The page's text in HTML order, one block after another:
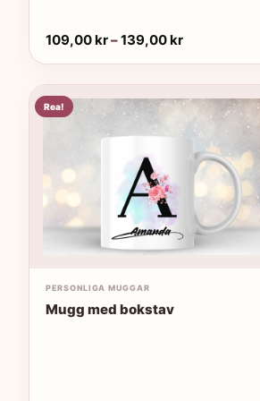
109,00kr–139,00krPrisintervall:
till
Rea!
PERSONLIGA MUGGAR
Mugg med bokstav